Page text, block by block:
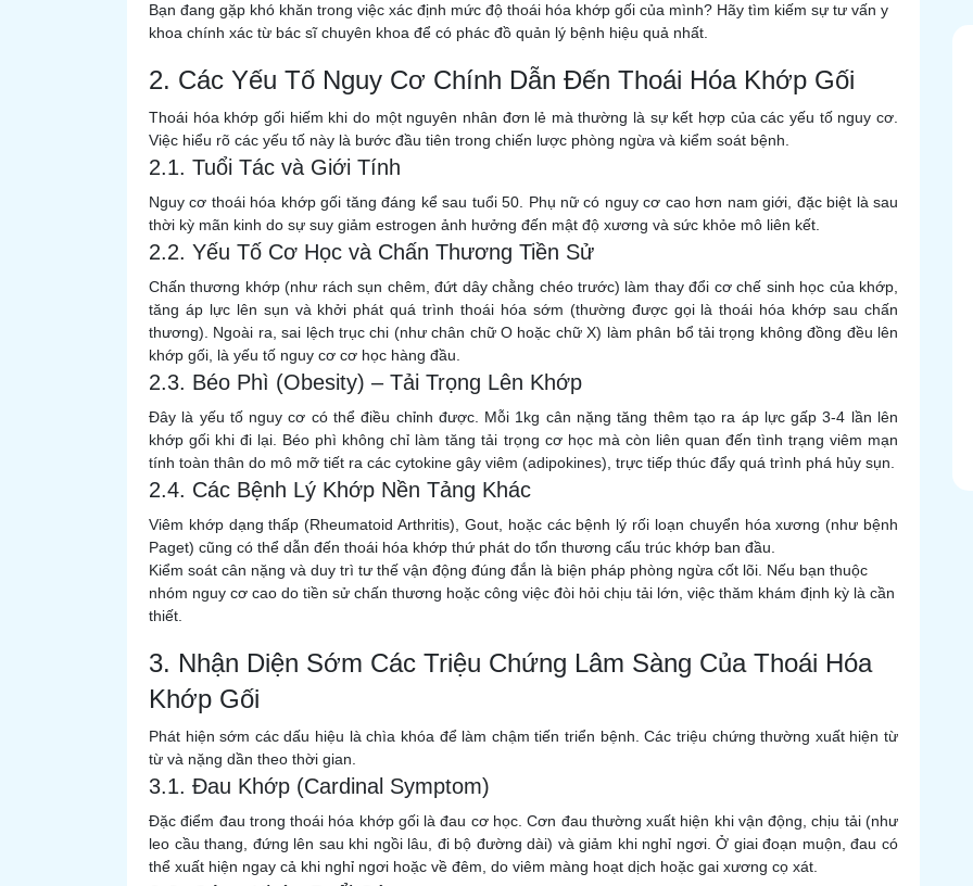
Bạn đang gặp khó khăn trong việc xác định mức độ thoái hóa khớp gối của mình? Hãy tìm kiếm sự tư vấn y
khoa chính xác từ bác sĩ chuyên khoa để có phác đồ quản lý bệnh hiệu quả nhất.
2. Các Yếu Tố Nguy Cơ Chính Dẫn Đến Thoái Hóa Khớp Gối
Thoái hóa khớp gối hiếm khi do một nguyên nhân đơn lẻ mà thường là sự kết hợp của các yếu tố nguy cơ.
Việc hiểu rõ các yếu tố này là bước đầu tiên trong chiến lược phòng ngừa và kiểm soát bệnh.
2.1. Tuổi Tác và Giới Tính
Nguy cơ thoái hóa khớp gối tăng đáng kể sau tuổi 50. Phụ nữ có nguy cơ cao hơn nam giới, đặc biệt là sau
thời kỳ mãn kinh do sự suy giảm estrogen ảnh hưởng đến mật độ xương và sức khỏe mô liên kết.
2.2. Yếu Tố Cơ Học và Chấn Thương Tiền Sử
Chấn thương khớp (như rách sụn chêm, đứt dây chằng chéo trước) làm thay đổi cơ chế sinh học của khớp,
tăng áp lực lên sụn và khởi phát quá trình thoái hóa sớm (thường được gọi là thoái hóa khớp sau chấn
thương). Ngoài ra, sai lệch trục chi (như chân chữ O hoặc chữ X) làm phân bổ tải trọng không đồng đều lên
khớp gối, là yếu tố nguy cơ cơ học hàng đầu.
2.3. Béo Phì (Obesity) – Tải Trọng Lên Khớp
Đây là yếu tố nguy cơ có thể điều chỉnh được. Mỗi 1kg cân nặng tăng thêm tạo ra áp lực gấp 3-4 lần lên
khớp gối khi đi lại. Béo phì không chỉ làm tăng tải trọng cơ học mà còn liên quan đến tình trạng viêm mạn
tính toàn thân do mô mỡ tiết ra các cytokine gây viêm (adipokines), trực tiếp thúc đẩy quá trình phá hủy sụn.
2.4. Các Bệnh Lý Khớp Nền Tảng Khác
Viêm khớp dạng thấp (Rheumatoid Arthritis), Gout, hoặc các bệnh lý rối loạn chuyển hóa xương (như bệnh
Paget) cũng có thể dẫn đến thoái hóa khớp thứ phát do tổn thương cấu trúc khớp ban đầu.
Kiểm soát cân nặng và duy trì tư thế vận động đúng đắn là biện pháp phòng ngừa cốt lõi. Nếu bạn thuộc
nhóm nguy cơ cao do tiền sử chấn thương hoặc công việc đòi hỏi chịu tải lớn, việc thăm khám định kỳ là cần
thiết.
3. Nhận Diện Sớm Các Triệu Chứng Lâm Sàng Của Thoái Hóa
Khớp Gối
Phát hiện sớm các dấu hiệu là chìa khóa để làm chậm tiến triển bệnh. Các triệu chứng thường xuất hiện từ
từ và nặng dần theo thời gian.
3.1. Đau Khớp (Cardinal Symptom)
Đặc điểm đau trong thoái hóa khớp gối là đau cơ học. Cơn đau thường xuất hiện khi vận động, chịu tải (như
leo cầu thang, đứng lên sau khi ngồi lâu, đi bộ đường dài) và giảm khi nghỉ ngơi. Ở giai đoạn muộn, đau có
thể xuất hiện ngay cả khi nghỉ ngơi hoặc về đêm, do viêm màng hoạt dịch hoặc gai xương cọ xát.